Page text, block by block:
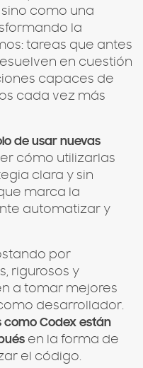
como una
la
tareas que antes
en cuestión
capaces de
cada vez más
de usar nuevas
cómo utilizarlas
clara y sin
marca la
automatizar y
por
rigurosos y
a tomar mejores
desarrollador.
como Codex están
en la forma de
el código.